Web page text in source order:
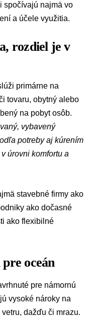
spočívajú najmä vo
a účele využitia.
rozdiel je v
primárne na
tovaru, obytný alebo
na pobyt osôb.
vybavený
potreby aj kúrením
úrovni komfortu a
stavebné firmy ako
ako dočasné
ako flexibilné
oceán
pre námornú
vysoké nároky na
dažďu či mrazu.